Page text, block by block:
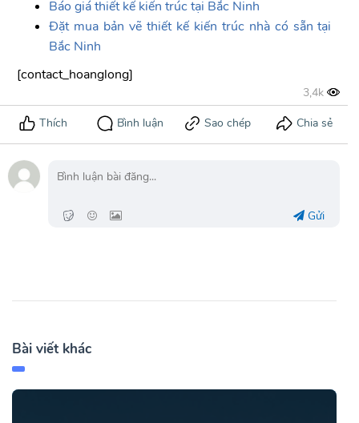
Báo giá thiết kế kiến trúc tại Bắc Ninh
Đặt mua bản vẽ thiết kế kiến trúc nhà có sẵn tại
Bắc Ninh
[contact_hoanglong]
Gửi
Bài viết khác